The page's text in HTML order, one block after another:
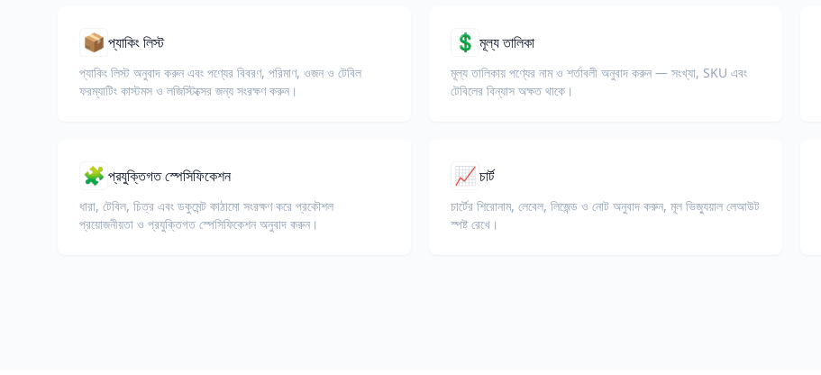
📦 প্যাকিং লিস্ট
প্যাকিং লিস্ট অনুবাদ করুন এবং পণ্যের বিবরণ, পরিমাণ, ওজন ও টেবিল
ফরম্যাটিং কাস্টমস ও লজিস্টিক্সের জন্য সংরক্ষণ করুন।
💲 মূল্য তালিকা
মূল্য তালিকায় পণ্যের নাম ও শর্তাবলী অনুবাদ করুন — সংখ্যা, SKU এবং
টেবিলের বিন্যাস অক্ষত থাকে।
🧩 প্রযুক্তিগত স্পেসিফিকেশন
ধারা, টেবিল, চিত্র এবং ডকুমেন্ট কাঠামো সংরক্ষণ করে প্রকৌশল
প্রয়োজনীয়তা ও প্রযুক্তিগত স্পেসিফিকেশন অনুবাদ করুন।
📈চার্ট
চার্টের শিরোনাম, লেবেল, লিজেন্ড ও নোট অনুবাদ করুন, মূল ভিজ্যুয়াল লেআউট
স্পষ্ট রেখে।